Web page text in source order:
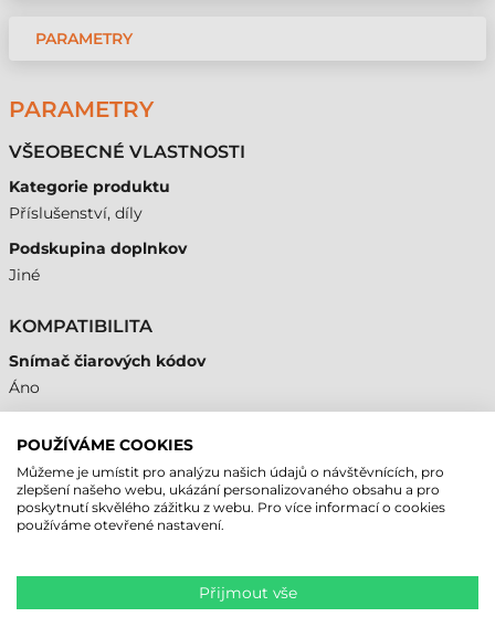
PARAMETRY
PARAMETRY
VŠEOBECNÉ VLASTNOSTI
Kategorie produktu
Příslušenství, díly
Podskupina doplnkov
Jiné
KOMPATIBILITA
Snímač čiarových kódov
Áno
NAPOSLEDY PROHLÍŽENÉ PRODUKTY
VELIKOST L, WR15
POUŽÍVÁME COOKIES
Můžeme je umístit pro analýzu našich údajů o návštěvnících, pro
zlepšení našeho webu, ukázání personalizovaného obsahu a pro
poskytnutí skvělého zážitku z webu. Pro více informací o cookies
používáme otevřené nastavení.
Přijmout vše